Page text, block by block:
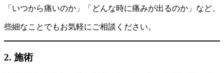
「いつから痛いのか」「どんな時に痛みが出るのか」など、
些細なことでもお気軽にご相談ください。
2. 施術